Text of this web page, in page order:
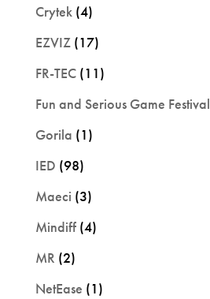
Crytek(4)
EZVIZ(17)
FR-TEC(11)
Fun and Serious Game Festival
Gorila (1)
IED (98)
Maeci (3)
Mindiff(4)
MR (2)
NetEase (1)